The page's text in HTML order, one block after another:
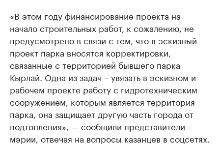
«В этом году финансирование проекта на
начало строительных работ, к сожалению, не
предусмотрено в связи с тем, что в эскизный
проект парка вносятся корректировки,
связанные с территорией бывшего парка
Кырлай. Одна из задач – увязать в эскизном и
рабочем проекте работу с гидротехническим
сооружением, которым является территория
парка, она защищает другую часть города от
подтопления», — сообщили представители
мэрии, отвечая на вопросы казанцев в соцсетях.